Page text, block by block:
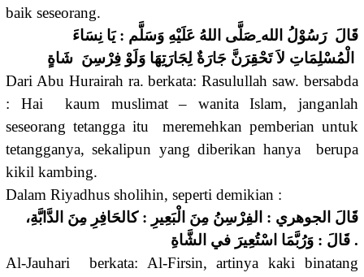
baik seseorang.
قَالَ رَسُوْلُ الله ِصَلَّى اللهُ عَلَيْهِ وَسَلَّم : يَا نِسَاءَ
الْمُسْلِمَاتِ لاَ تَحْقِرَنَّ جَارَةٌ لِجَارَتِهَا وَلَوْ فِرْسِنَ شَاةٍ
Dari Abu Hurairah ra. berkata: Rasulullah saw. bersabda
: Hai kaum muslimat – wanita Islam, janganlah
seseorang tetangga itu meremehkan pemberian untuk
tetangganya, sekalipun yang diberikan hanya berupa
kikil kambing.
Dalam Riyadhus sholihin, seperti demikian :
قَالَ الجوهري : الفِرْسِنُ مِنَ الْبَعِيرِ : كالحَافِرِ مِنَ الدَّابَّةِ،
قَالَ : وَرُبَّمَا اسْتُعِيرَ في الشَّاةِ .
Al-Jauhari berkata: Al-Firsin, artinya kaki binatang